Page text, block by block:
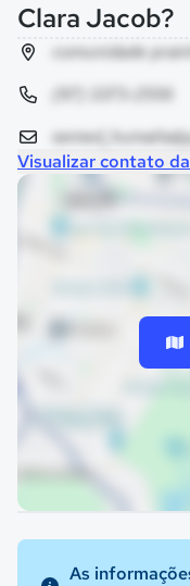
Clara Jacob?
comunidade
(97) 3373-2556
Visualizar contato
As